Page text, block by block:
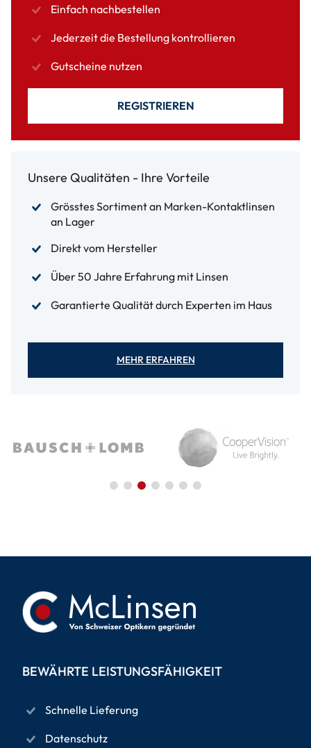
Einfach nachbestellen
Jederzeit die Bestellung kontrollieren
Gutscheine nutzen
REGISTRIEREN
Unsere Qualitäten - Ihre Vorteile
Grösstes Sortiment an Marken-Kontaktlinsen
an Lager
Direkt vom Hersteller
Über 50 Jahre Erfahrung mit Linsen
Garantierte Qualität durch Experten im Haus
MEHR ERFAHREN
BEWÄHRTE LEISTUNGSFÄHIGKEIT
Schnelle Lieferung
Datenschutz